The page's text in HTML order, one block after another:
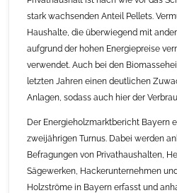
stark wachsenden Anteil Pellets.
Haushalte, die überwiegend mit
aufgrund der hohen Energiepreise
verwendet. Auch bei den
letzten Jahren einen deutlichen
Anlagen, sodass auch hier der
Der Energieholzmarktbericht Bayern
zweijährigen Turnus. Dabei werden
Befragungen von Privathaushalten,
Sägewerken, Hackerunternehmen
Holzströme in Bayern erfasst und